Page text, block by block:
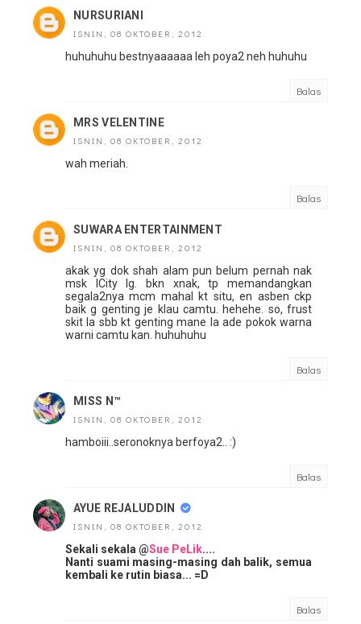
NURSURIANI
ISNIN, 08 OKTOBER, 2012
huhuhuhu bestnyaaaaaa leh poya2 neh huhuhu
Balas
MRS VELENTINE
ISNIN, 08 OKTOBER, 2012
wah meriah.
Balas
SUWARA ENTERTAINMENT
ISNIN, 08 OKTOBER, 2012
akak yg dok shah alam pun belum pernah nak
msk ICity lg. bkn xnak, tp memandangkan
segala2nya mcm mahal kt situ, en asben ckp
baik g genting je klau camtu. hehehe. so, frust
skit la sbb kt genting mane la ade pokok warna
warni camtu kan. huhuhuhu
Balas
MISS N™
ISNIN, 08 OKTOBER, 2012
hamboiii..seronoknya berfoya2.. :)
Balas
AYUE REJALUDDIN
ISNIN, 08 OKTOBER, 2012
Sekali sekala @Sue PeLik....
Nanti suami masing-masing dah balik, semua
kembali ke rutin biasa... =D
Balas